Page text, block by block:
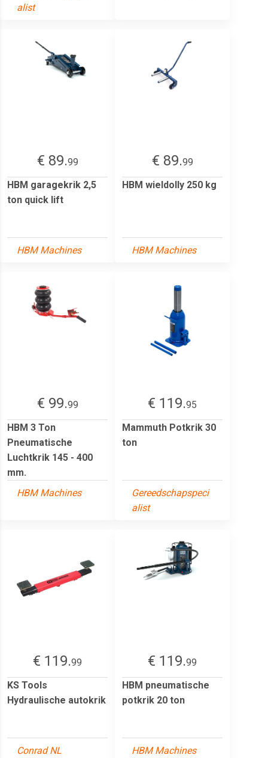
alist
€ 89.99
HBM garagekrik 2,5
ton quick lift
HBM Machines
€ 89.99
HBM wieldolly 250 kg
HBM Machines
€ 99.99
HBM 3 Ton
Pneumatische
Luchtkrik 145 - 400
mm.
HBM Machines
€ 119.95
Mammuth Potkrik 30
ton
Gereedschapspeci
alist
€ 119.99
KS Tools
Hydraulische autokrik
Conrad NL
€ 119.99
HBM pneumatische
potkrik 20 ton
HBM Machines